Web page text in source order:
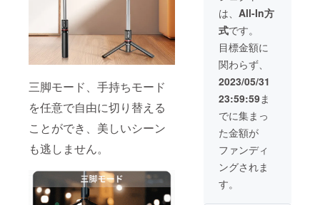
三脚モード、手持ちモード
を任意で自由に切り替える
ことができ、美しいシーン
も逃しません。
は、 All-In方
式です。
目標金額に
関わらず、
2023/05/31
23:59:59ま
でに集まっ
た金額が
ファンディ
ングされま
す。